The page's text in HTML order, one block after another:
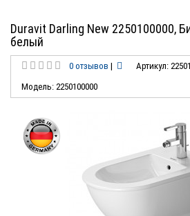
Duravit Darling New 2250100000,
белый
0 отзывов |
Артикул:
Модель: 2250100000